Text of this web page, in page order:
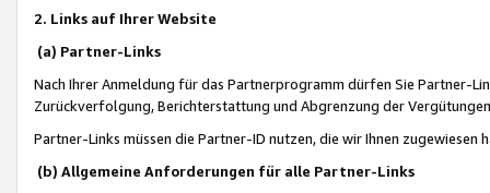
2. Links auf Ihrer Website
(a) Partner-Links
Nach Ihrer Anmeldung für das Partnerprogramm dürfen Sie Partner-
Zurückverfolgung, Berichterstattung und Abgrenzung der
Partner-Links müssen die Partner-ID nutzen, die wir Ihnen zugewiesen
(b) Allgemeine Anforderungen für alle Partner-Links